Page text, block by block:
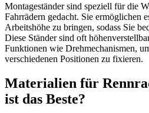
Montageständer sind speziell für die
Fahrrädern gedacht. Sie ermöglichen
Arbeitshöhe zu bringen, sodass Sie
Diese Ständer sind oft
Funktionen wie Drehmechanismen,
verschiedenen Positionen zu fixieren.
Materialien für
ist das Beste?